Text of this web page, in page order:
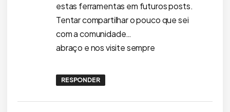
estas ferramentas em futuros posts.
Tentar compartilhar o pouco que sei
com a comunidade…
abraço e nos visite sempre
RESPONDER